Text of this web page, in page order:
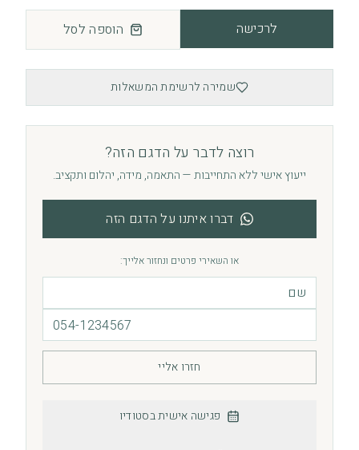
לרכישה הוספה לסל
שמירה לרשימת המשאלות
רוצה לדבר על הדגם הזה?
ייעוץ אישי ללא התחייבות — התאמה, מידה, יהלום ותקציב.
דברו איתנו על הדגם הזה
או השאירי פרטים ונחזור אלייך:
חזרו אליי
פגישה אישית בסטודיו